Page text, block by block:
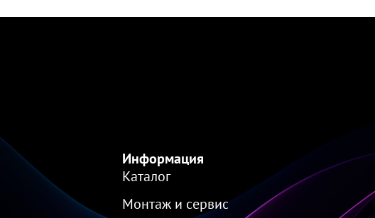
Информация
Каталог
Монтаж и сервис